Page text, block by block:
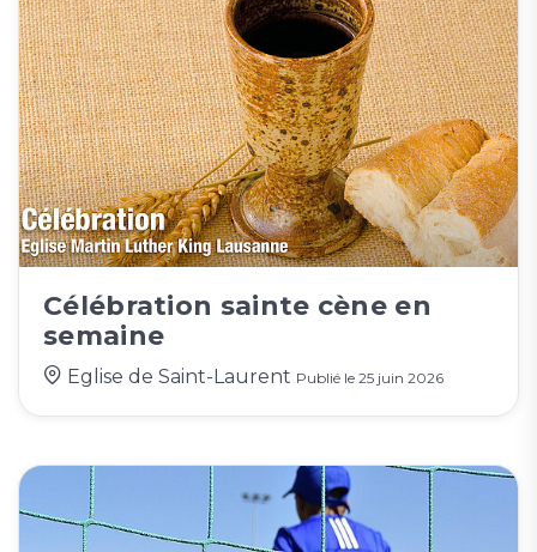
Célébration sainte cène en
semaine
Eglise de Saint-Laurent Publié le 25 juin 2026